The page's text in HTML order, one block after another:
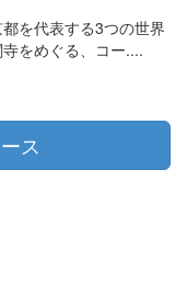
を代表する3つの世界
をめぐる、コー....
ス